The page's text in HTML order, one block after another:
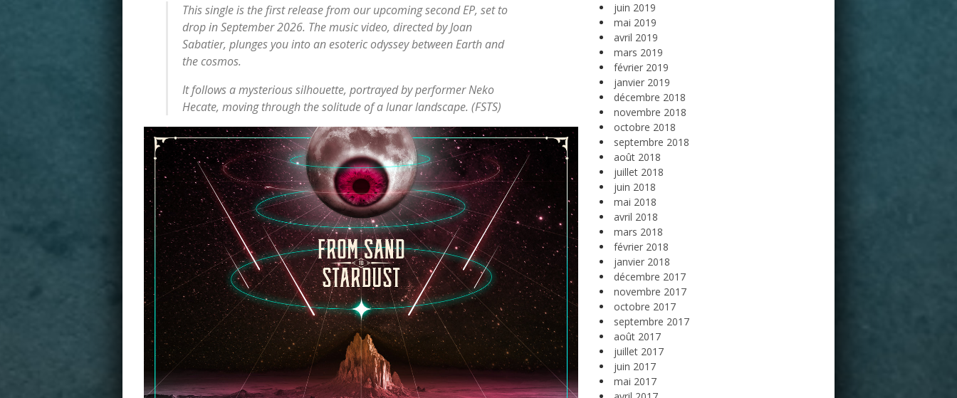
This single is the first release from our upcoming second EP, set to
drop in September 2026. The music video, directed by Joan
Sabatier, plunges you into an esoteric odyssey between Earth and
the cosmos.
It follows a mysterious silhouette, portrayed by performer Neko
Hecate, moving through the solitude of a lunar landscape. (FSTS)
juin 2019
mai 2019
avril 2019
mars 2019
février 2019
janvier 2019
décembre 2018
novembre 2018
octobre 2018
septembre 2018
août 2018
juillet 2018
juin 2018
mai 2018
avril 2018
mars 2018
février 2018
janvier 2018
décembre 2017
novembre 2017
octobre 2017
septembre 2017
août 2017
juillet 2017
juin 2017
mai 2017